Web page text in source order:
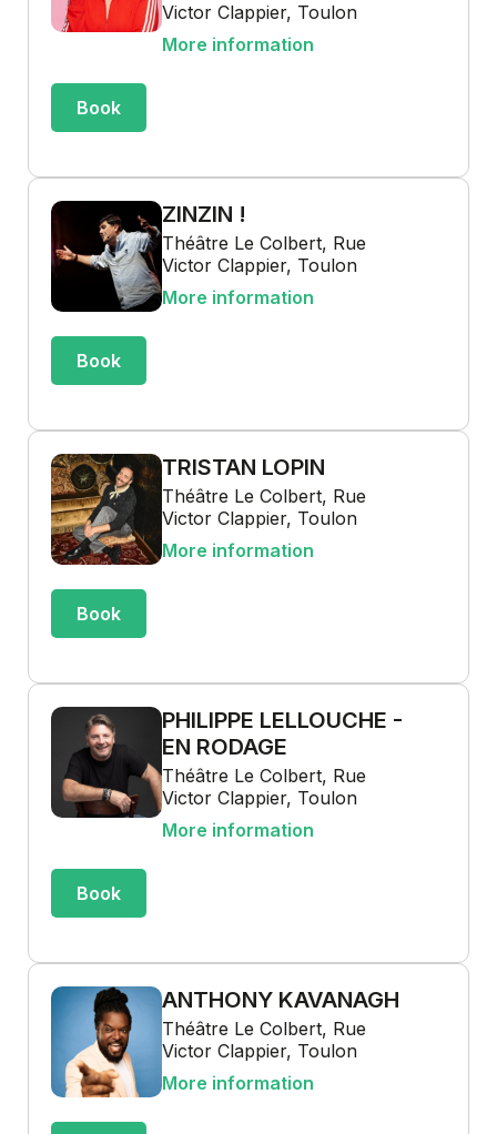
Victor Clappier, Toulon
More information
Book
ZINZIN !
Théâtre Le Colbert, Rue
Victor Clappier, Toulon
More information
Book
TRISTAN LOPIN
Théâtre Le Colbert, Rue
Victor Clappier, Toulon
More information
Book
PHILIPPE LELLOUCHE -
EN RODAGE
Théâtre Le Colbert, Rue
Victor Clappier, Toulon
More information
Book
ANTHONY KAVANAGH
Théâtre Le Colbert, Rue
Victor Clappier, Toulon
More information